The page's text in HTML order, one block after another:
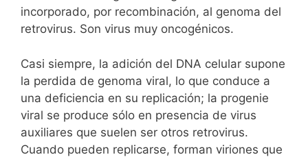
incorporado, por recombinación, al genoma del
retrovirus. Son virus muy oncogénicos.
Casi siempre, la adición del DNA celular supone
la perdida de genoma viral, lo que conduce a
una deficiencia en su replicación; la progenie
viral se produce sólo en presencia de virus
auxiliares que suelen ser otros retrovirus.
Cuando pueden replicarse, forman viriones que